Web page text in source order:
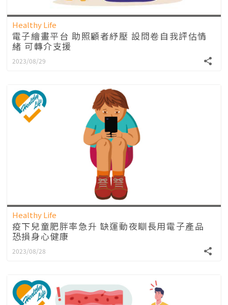
Healthy Life
電子繪畫平台 助照顧者紓壓 設問卷自我評估情
緒 可轉介支援
2023/08/29
Healthy Life
疫下兒童肥胖率急升 缺運動夜瞓長用電子產品
恐損身心健康
2023/08/28